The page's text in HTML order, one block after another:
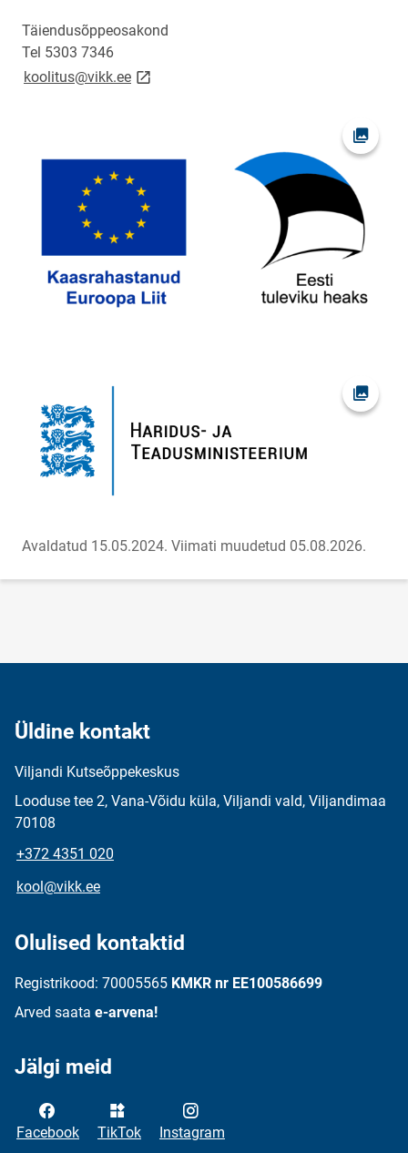
Täiendusõppeosakond
Tel 5303 7346
koolitus@vikk.eelink opens on new page
Ava
Ava
Avaldatud 15.05.2024. Viimati muudetud 05.08.2026.
Üldine kontakt
Viljandi Kutseõppekeskus
Looduse tee 2, Vana-Võidu küla, Viljandi vald, Viljandimaa
70108
+372 4351 020
kool@vikk.ee
Olulised kontaktid
Registrikood: 70005565 KMKR nr EE100586699
Arved saata e-arvena!
Jälgi meid
Facebook TikTok Instagram